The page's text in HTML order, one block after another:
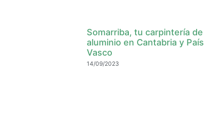
Somarriba, tu carpintería de
aluminio en Cantabria y País
Vasco
14/09/2023